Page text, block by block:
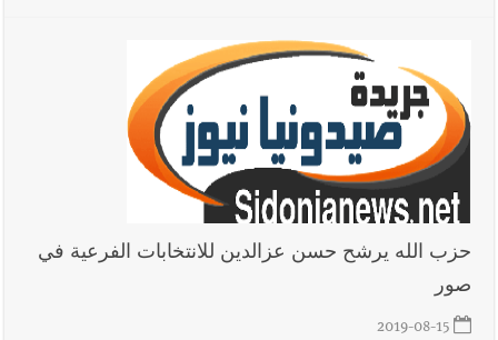
أخبار لبنان ليلة سقوط رياض سلامة... هل ننتظر الحقيقة؟
حزب الله يرشح حسن عزالدين للانتخابات الفرعية في
صور
2019-08-15